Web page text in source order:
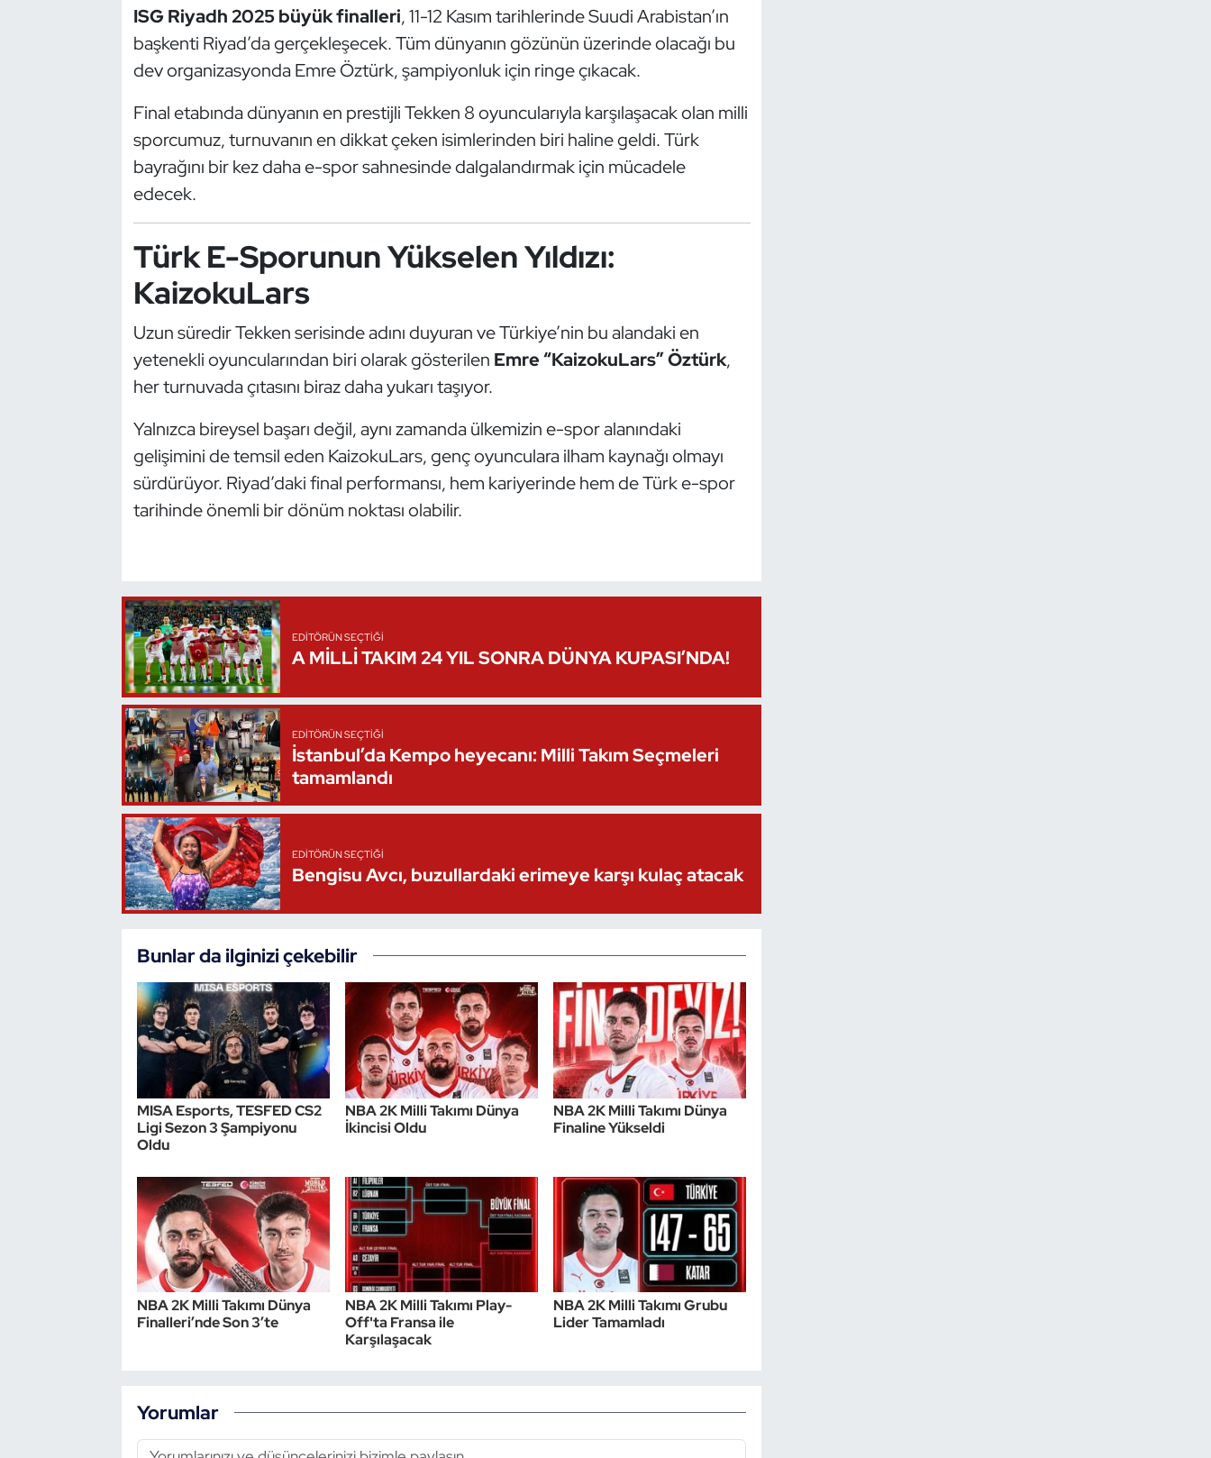
ISG Riyadh 2025 büyük finalleri, 11-12 Kasım tarihlerinde Suudi Arabistan’ın
başkenti Riyad’da gerçekleşecek. Tüm dünyanın gözünün üzerinde olacağı bu
dev organizasyonda Emre Öztürk, şampiyonluk için ringe çıkacak.
Final etabında dünyanın en prestijli Tekken 8 oyuncularıyla karşılaşacak olan milli
sporcumuz, turnuvanın en dikkat çeken isimlerinden biri haline geldi. Türk
bayrağını bir kez daha e-spor sahnesinde dalgalandırmak için mücadele
edecek.
Türk E-Sporunun Yükselen Yıldızı:
KaizokuLars
Uzun süredir Tekken serisinde adını duyuran ve Türkiye’nin bu alandaki en
yetenekli oyuncularından biri olarak gösterilen Emre “KaizokuLars” Öztürk,
her turnuvada çıtasını biraz daha yukarı taşıyor.
Yalnızca bireysel başarı değil, aynı zamanda ülkemizin e-spor alanındaki
gelişimini de temsil eden KaizokuLars, genç oyunculara ilham kaynağı olmayı
sürdürüyor. Riyad’daki final performansı, hem kariyerinde hem de Türk e-spor
tarihinde önemli bir dönüm noktası olabilir.
EDITÖRÜN SEÇTIĞI
A MİLLİ TAKIM 24 YIL SONRA DÜNYA KUPASI’NDA!
EDITÖRÜN SEÇTIĞI
İstanbul’da Kempo heyecanı: Milli Takım Seçmeleri
tamamlandı
EDITÖRÜN SEÇTIĞI
Bengisu Avcı, buzullardaki erimeye karşı kulaç atacak
Bunlar da ilginizi çekebilir
MISA Esports, TESFED CS2
Ligi Sezon 3 Şampiyonu
Oldu
NBA 2K Milli Takımı Dünya
İkincisi Oldu
NBA 2K Milli Takımı Dünya
Finaline Yükseldi
NBA 2K Milli Takımı Dünya
Finalleri’nde Son 3’te
NBA 2K Milli Takımı Play-
Off'ta Fransa ile
Karşılaşacak
NBA 2K Milli Takımı Grubu
Lider Tamamladı
Yorumlar
Modern Pentatlon
Tekvando
Vücut Geliştirme Fitness
Wushu Kungfu